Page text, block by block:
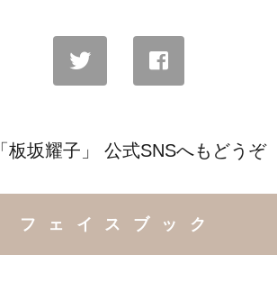
「板坂耀子」 公式SNSへもどうぞ
フェイスブック